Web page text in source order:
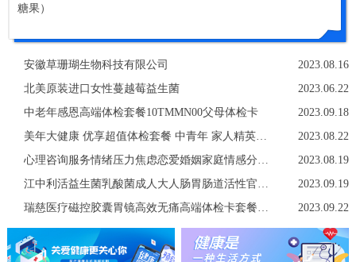
糖果）
安徽草珊瑚生物科技有限公司
2023.08.16
北美原装进口女性蔓越莓益生菌
2023.06.22
中老年感恩高端体检套餐10TMMN00父母体检卡
2023.09.18
美年大健康 优享超值体检套餐 中青年 家人精英白领
2023.08.22
心理咨询服务情绪压力焦虑恋爱婚姻家庭情感分析亲子教育职场
2023.08.19
江中利活益生菌乳酸菌成人大人肠胃肠道活性官方店非调理冻干粉
2023.09.19
瑞慈医疗磁控胶囊胃镜高效无痛高端体检卡套餐中青老年男女士通用
2023.09.22